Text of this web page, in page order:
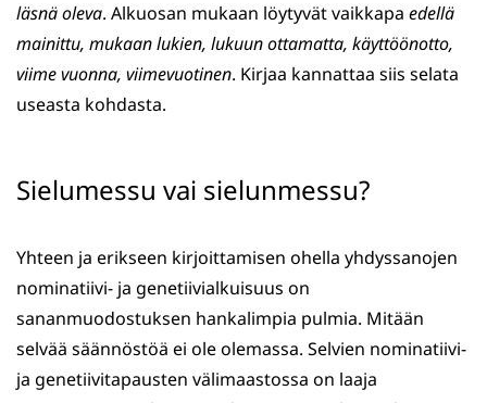
läsnä oleva. Alkuosan mukaan löytyvät vaikkapa edellä
mainittu, mukaan lukien, lukuun ottamatta, käyttöönotto,
viime vuonna, viimevuotinen. Kirjaa kannattaa siis selata
useasta kohdasta.
Sielumessu vai sielunmessu?
Yhteen ja erikseen kirjoittamisen ohella yhdyssanojen
nominatiivi- ja genetiivialkuisuus on
sananmuodostuksen hankalimpia pulmia. Mitään
selvää säännöstöä ei ole olemassa. Selvien nominatiivi-
ja genetiivitapausten välimaastossa on laaja